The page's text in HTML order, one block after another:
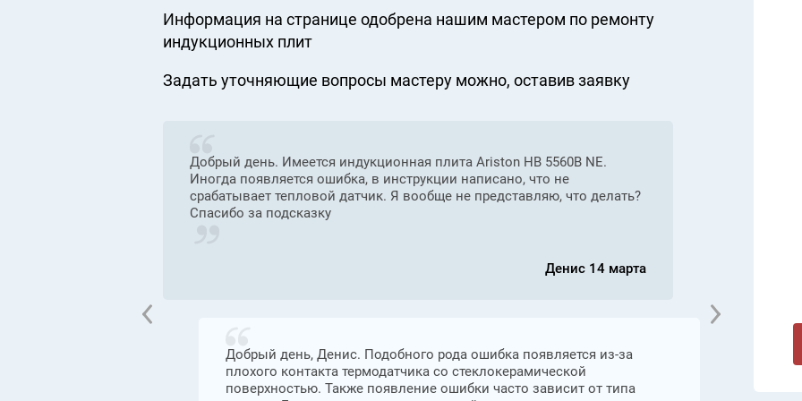
Информация на странице одобрена нашим мастером по ремонту
индукционных плит
Задать уточняющие вопросы мастеру можно, оставив заявку
Добрый день. Имеется индукционная плита Ariston HB 5560B NE.
Иногда появляется ошибка, в инструкции написано, что не
срабатывает тепловой датчик. Я вообще не представляю, что делать?
Спасибо за подсказку
Денис 14 марта
Добрый день, Денис. Подобного рода ошибка появляется из-за
плохого контакта термодатчика со стеклокерамической
поверхностью. Также появление ошибки часто зависит от типа
смотреть,